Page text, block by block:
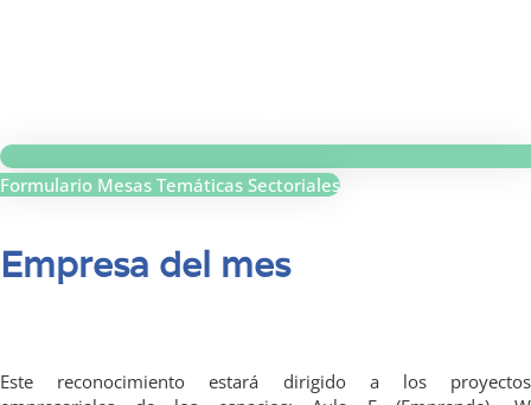
Formulario Mesas Temáticas Sectoriales
Empresa del mes
Este reconocimiento estará dirigido a los proyectos